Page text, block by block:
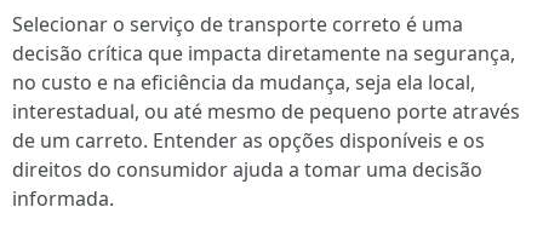
Selecionar o serviço de transporte correto é uma
decisão crítica que impacta diretamente na segurança,
no custo e na eficiência da mudança, seja ela local,
interestadual, ou até mesmo de pequeno porte através
de um carreto. Entender as opções disponíveis e os
direitos do consumidor ajuda a tomar uma decisão
informada.